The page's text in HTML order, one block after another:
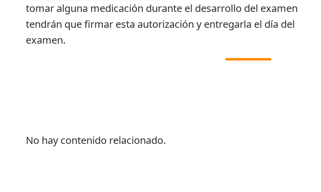
tomar alguna medicación durante el desarrollo del examen
tendrán que firmar esta autorización y entregarla el día del
examen.
No hay contenido relacionado.